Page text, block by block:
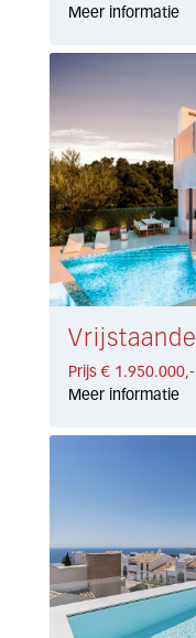
Meer informatie
Prijs € 1.950.000,-
Meer informatie